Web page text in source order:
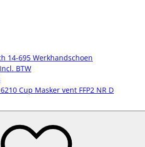
14-695 Werkhandschoen
Incl. BTW